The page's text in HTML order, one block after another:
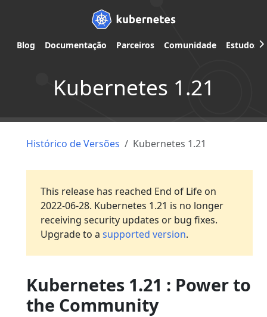
Blog Documentação Parceiros Comunidade Estudos
Kubernetes 1.21
Histórico de Versões Kubernetes 1.21
This release has reached End of Life on
2022-06-28. Kubernetes 1.21 is no longer
receiving security updates or bug fixes.
Upgrade to a supported version.
Kubernetes 1.21 : Power to
the Community